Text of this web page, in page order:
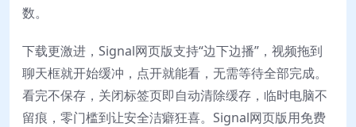
数。
下载更激进，Signal网页版支持“边下边播”，视频拖到
聊天框就开始缓冲，点开就能看，无需等待全部完成。
看完不保存，关闭标签页即自动清除缓存，临时电脑不
留痕，零门槛到让安全洁癖狂喜。Signal网页版用免费